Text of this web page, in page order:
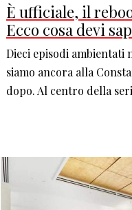
È ufficiale, il
Ecco cosa devi
Dieci episodi ambientati
siamo ancora alla
dopo. Al centro della